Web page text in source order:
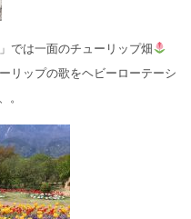
では一面のチューリップ畑
リップの歌をヘビーローテーシ
。